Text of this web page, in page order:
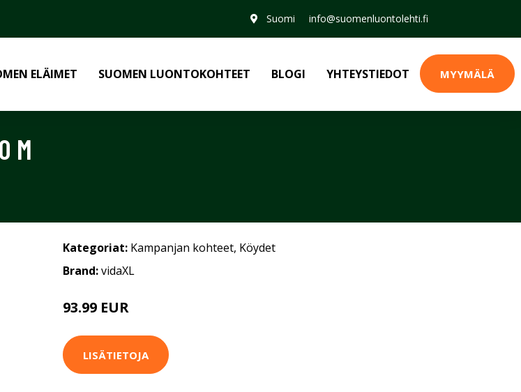
Suomi info@suomenluontolehti.fi
ELÄIMET SUOMEN LUONTOKOHTEET BLOGI YHTEYSTIEDOT MYYMÄLÄ
M
Kategoriat: Kampanjan kohteet, Köydet
Brand:vidaXL
93.99 EUR
LISÄTIETOJA